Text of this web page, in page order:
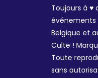
Toujours à ♥
événements
Belgique et
Culte !
Toute
sans